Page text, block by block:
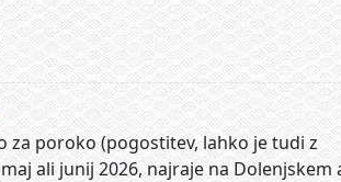
za poroko (pogostitev, lahko je tudi z
ali junij 2026, najraje na Dolenjskem